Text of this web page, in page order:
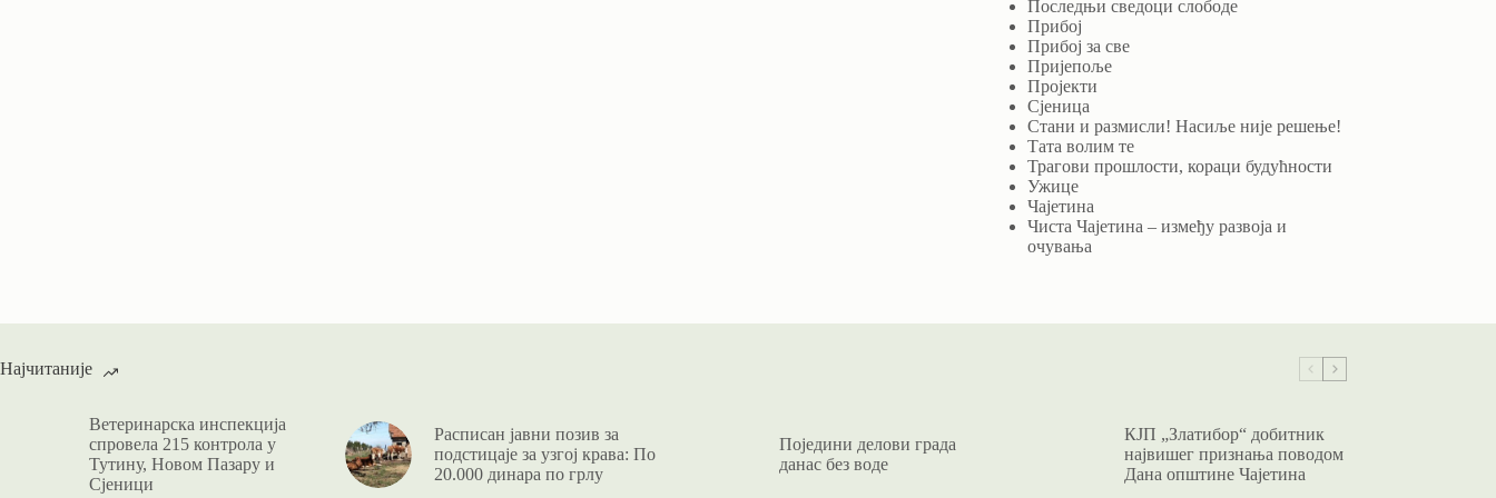
Последњи сведоци слободе
Прибој
Прибој за све
Пријепоље
Пројекти
Сјеница
Стани и размисли! Насиље није решење!
Тата волим те
Трагови прошлости, кораци будућности
Ужице
Чајетина
Чиста Чајетина – између развоја и
очувања
Најчитаније
Ветеринарска инспекција
спровела 215 контрола у
Тутину, Новом Пазару и
Сјеници
Расписан јавни позив за
подстицаје за узгој крава: По
20.000 динара по грлу
Поједини делови града
данас без воде
КЈП „Златибор“ добитник
највишег признања поводом
Дана општине Чајетина